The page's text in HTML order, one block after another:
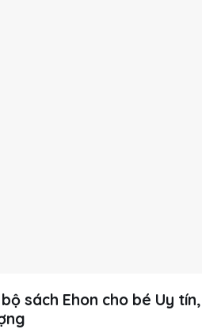
sách Ehon cho bé Uy tín,